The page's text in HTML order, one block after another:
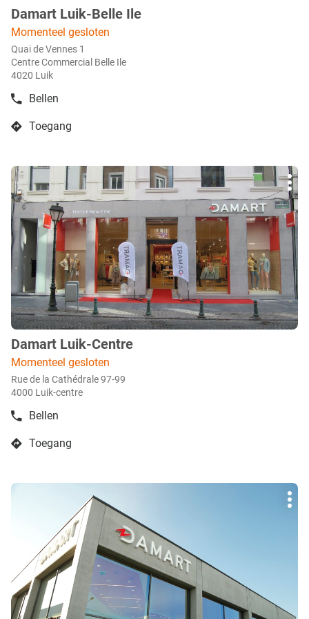
boetiek
:
Damart Luik-Belle Ile
Momenteel gesloten
Quai de Vennes 1
Centre Commercial Belle Ile
4020 Luik
Bellen
de
Damart
Ile
Toegang
naar
Damart
Luik-
Belle
Ile
Druk
op
de
ENTER
toets
voor
meer
info
boetiek
:
Damart Luik-Centre
Momenteel gesloten
Rue de la Cathédrale 97-99
4000 Luik-centre
Bellen
de
boetiek
DamartToegang
naar
Damart
Druk
voor
meer
info